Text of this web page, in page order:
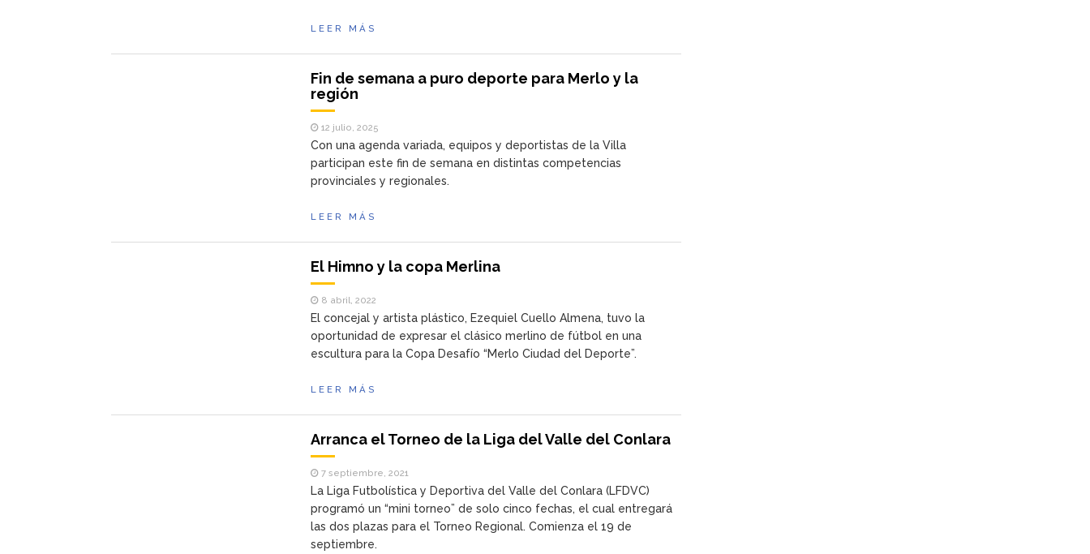
LEER MÁS
Fin de semana a puro deporte para Merlo y la
región
12 julio, 2025
Con una agenda variada, equipos y deportistas de la Villa
participan este fin de semana en distintas competencias
provinciales y regionales.
LEER MÁS
El Himno y la copa Merlina
8 abril, 2022
El concejal y artista plástico, Ezequiel Cuello Almena, tuvo la
oportunidad de expresar el clásico merlino de fútbol en una
escultura para la Copa Desafío “Merlo Ciudad del Deporte”.
LEER MÁS
Arranca el Torneo de la Liga del Valle del Conlara
7 septiembre, 2021
La Liga Futbolística y Deportiva del Valle del Conlara (LFDVC)
programó un “mini torneo” de solo cinco fechas, el cual entregará
las dos plazas para el Torneo Regional. Comienza el 19 de
septiembre.